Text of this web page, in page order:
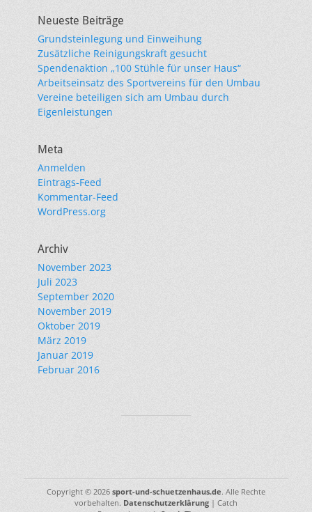
Neueste Beiträge
Grundsteinlegung und Einweihung
Zusätzliche Reinigungskraft gesucht
Spendenaktion „100 Stühle für unser Haus“
Arbeitseinsatz des Sportvereins für den Umbau
Vereine beteiligen sich am Umbau durch
Eigenleistungen
Meta
Anmelden
Eintrags-Feed
Kommentar-Feed
WordPress.org
Archiv
November 2023
Juli 2023
September 2020
November 2019
Oktober 2019
März 2019
Januar 2019
Februar 2016
Copyright © 2026 sport-und-schuetzenhaus.de. Alle Rechte
vorbehalten. Datenschutzerklärung | Catch